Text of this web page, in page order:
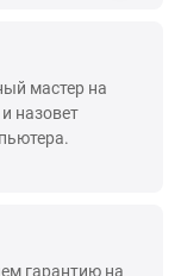
мастер на
назовет
гарантию на